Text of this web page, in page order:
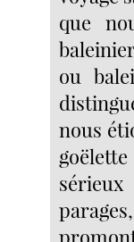
que
ou
nous